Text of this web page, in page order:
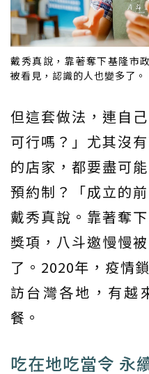
戴秀真說，靠著奪下基隆市
被看見，認識的人也變多了
但這套做法，連自
可行嗎？」尤其沒
的店家，都要盡可
預約制？「成立的
戴秀真說。靠著奪
獎項，八斗邀慢慢
了。2020年，疫情
訪台灣各地，有越
餐。
吃在地吃當令 永